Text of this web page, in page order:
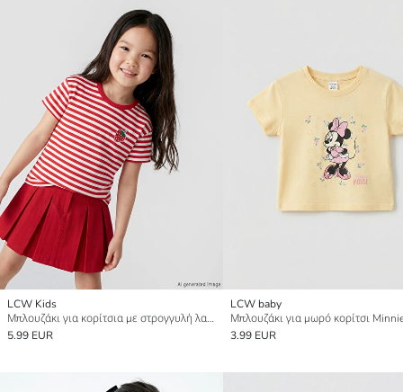
LCW Kids
Μπλουζάκι για κορίτσια με στρογγυλή λαιμόκοψη και κεντημένες φράουλες
5.99 EUR
LCW baby
3.99 EUR